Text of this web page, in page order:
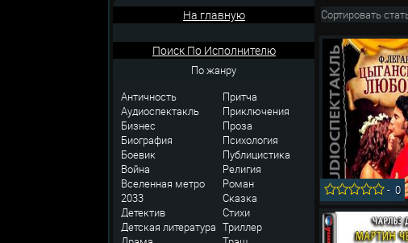
На главную
Поиск По Исполнителю
По жанру
Античность
Аудиоспектакль
Бизнес
Биография
Боевик
Война
Вселенная метро
2033
Детектив
Детская литература
Притча
Приключения
Проза
Психология
Публицистика
Религия
Роман
Сказка
Стихи
Триллер
Сортировать
-0